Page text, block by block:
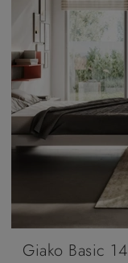
Giako Basic 14